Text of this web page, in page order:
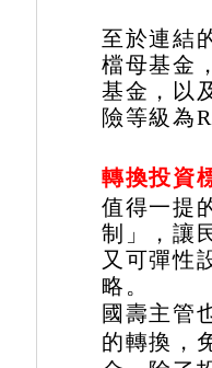
至於連結
檔母基金
基金，以
險等級為
轉換投資
值得一提
制」，讓
又可彈性
略。
國壽主管
的轉換，